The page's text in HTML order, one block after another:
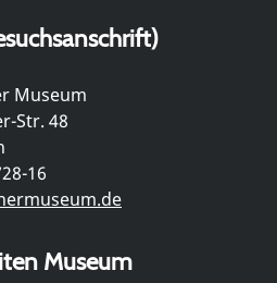
Museum
Str. 48
16
Museum